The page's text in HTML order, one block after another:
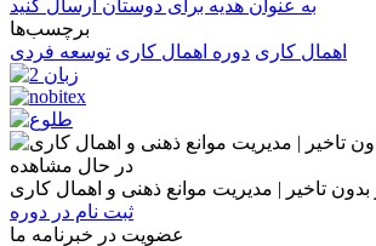
به عنوان هدیه برای دوستان ارسال کنید
برچسب‌ها
اهمال کاری دوره اهمال کاری توسعه فردی
در حال مشاهده
بدون تاخیر | مدیریت موانع ذهنی و اهمال کاری
ثبت نام در دوره
عضویت در خبرنامه ما